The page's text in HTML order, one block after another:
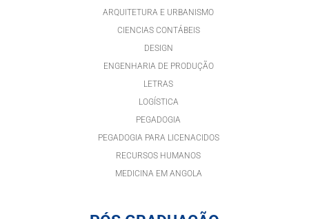
ARQUITETURA E URBANISMO
CIENCIAS CONTÁBEIS
DESIGN
ENGENHARIA DE PRODUÇÃO
LETRAS
LOGÍSTICA
PEGADOGIA
PEGADOGIA PARA LICENACIDOS
RECURSOS HUMANOS
MEDICINA EM ANGOLA